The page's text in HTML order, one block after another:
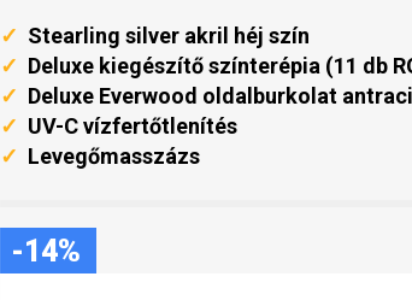
✓ Stearling silver akril héj szín
✓ Deluxe kiegészítő színterépia (11 db
✓ Deluxe Everwood oldalburkolat
✓ UV-C vízfertőtlenítés
✓ Levegőmasszázs
-14%